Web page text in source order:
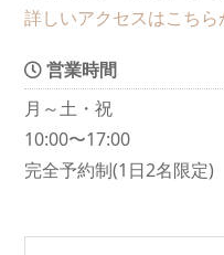
詳しいアクセスはこちら
営業時間
月～土・祝
10:00〜17:00
完全予約制(1日2名限定)